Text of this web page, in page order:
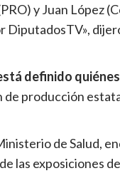
y Juan López
DiputadosTV»,
definido
de producción
de Salud,
las exposiciones